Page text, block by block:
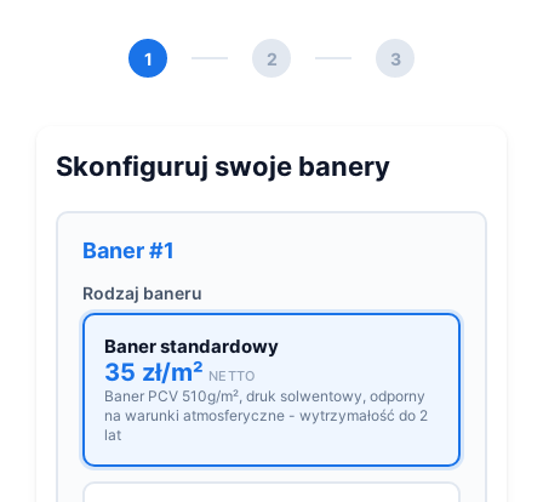
1 2 3
Skonfiguruj swoje banery
Baner #1
Rodzaj baneru
Baner standardowy
35 zł/m² NETTO
Baner PCV 510g/m², druk solwentowy, odporny
na warunki atmosferyczne - wytrzymałość do 2
lat